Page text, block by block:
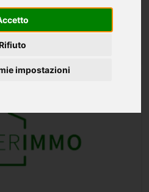
impostazioni
palazzo di soli tre condomini si
grazie al suo ampio